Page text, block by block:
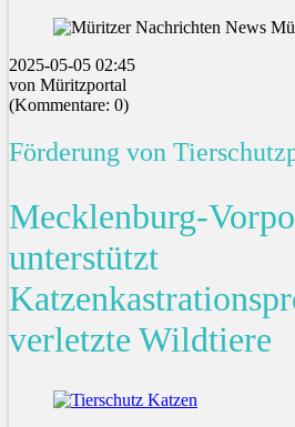
2025-05-05 02:45
von Müritzportal
(Kommentare: 0)
Förderung von
Mecklenburg-
unterstützt
verletzte Wildtiere